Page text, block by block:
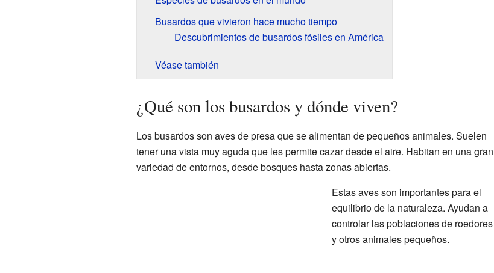
Busardos que vivieron hace mucho tiempo
Descubrimientos de busardos fósiles en América
Véase también
¿Qué son los busardos y dónde viven?
Los busardos son aves de presa que se alimentan de pequeños animales. Suelen
tener una vista muy aguda que les permite cazar desde el aire. Habitan en una gran
variedad de entornos, desde bosques hasta zonas abiertas.
Estas aves son importantes para el
equilibrio de la naturaleza. Ayudan a
controlar las poblaciones de roedores
y otros animales pequeños.